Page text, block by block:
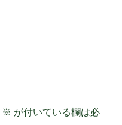
※ が付いている欄は必